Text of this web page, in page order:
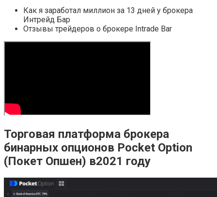
Как я заработал миллион за 13 дней у брокера
Интрейд Бар
Отзывы трейдеров о брокере Intrade Bar
Торговая платформа брокера
бинарных опционов Pocket Option
(Покет Опшен) в2021 году